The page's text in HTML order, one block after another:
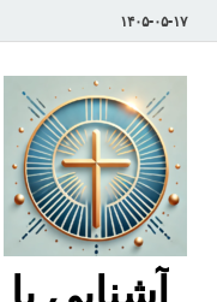
۱۴۰۵-۰۵-۱۷